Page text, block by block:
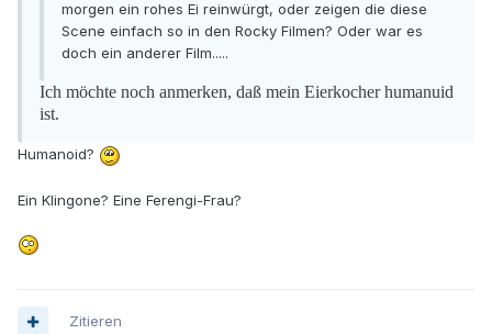
morgen ein rohes Ei reinwürgt, oder zeigen die diese
Scene einfach so in den Rocky Filmen? Oder war es
doch ein anderer Film.....
Ich möchte noch anmerken, daß mein Eierkocher humanuid
ist.
Humanoid?
Ein Klingone? Eine Ferengi-Frau?
Zitieren